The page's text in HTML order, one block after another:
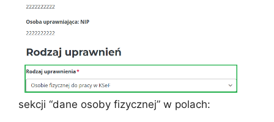
sekcji “dane osoby fizycznej” w polach: